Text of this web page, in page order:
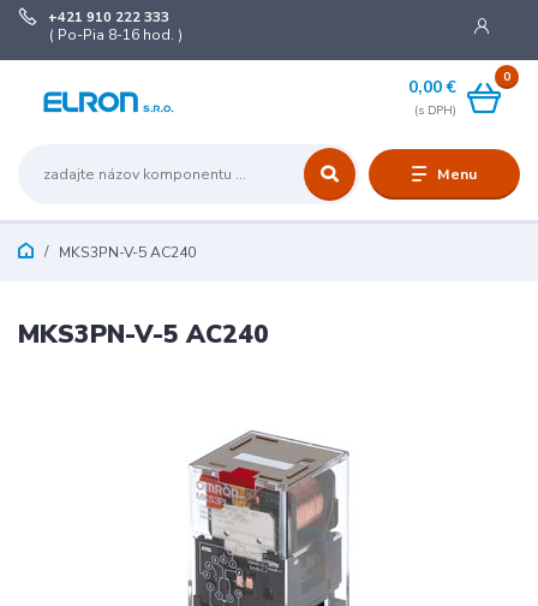
Menu
+421 910 222 333
( Po-Pia 8-16 hod. )
0
0,00 €
MKS3PN-V-5 AC240
MKS3PN-V-5 AC240